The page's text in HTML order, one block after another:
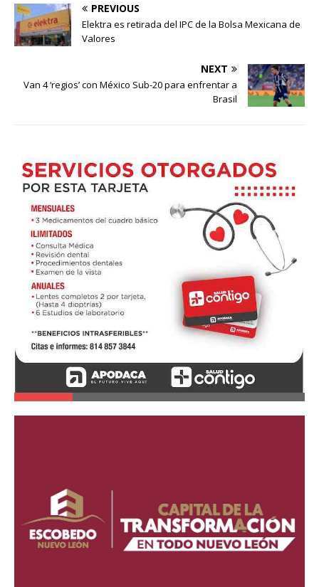
PREVIOUS
Elektra es retirada del IPC de la Bolsa Mexicana de
Valores
NEXT
Van 4 ‘regios’ con México Sub-20 para enfrentar a
Brasil